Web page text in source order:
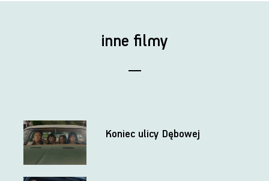
inne filmy
Koniec ulicy Dębowej